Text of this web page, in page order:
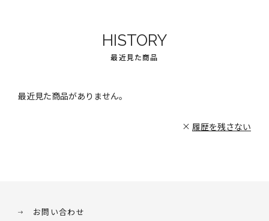
HISTORY
最近見た商品
最近見た商品がありません。
履歴を残さない
お問い合わせ